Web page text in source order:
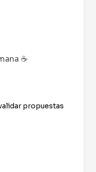
☕
propuestas